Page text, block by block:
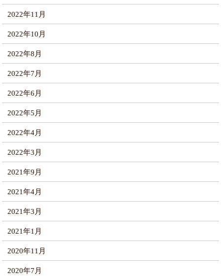
2022年11月
2022年10月
2022年8月
2022年7月
2022年6月
2022年5月
2022年4月
2022年3月
2021年9月
2021年4月
2021年3月
2021年1月
2020年11月
2020年7月